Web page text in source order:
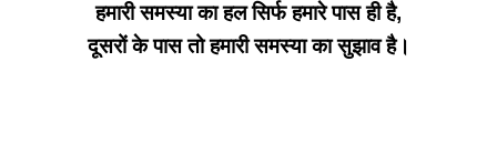
हमारी समस्या का हल सिर्फ हमारे पास ही है,
दूसरों के पास तो हमारी समस्या का सुझाव है।